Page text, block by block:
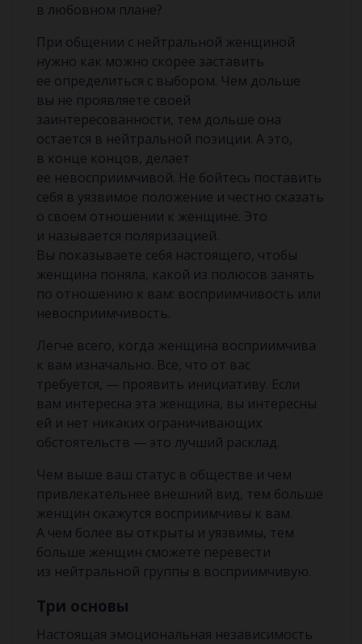
в любовном плане?
При общении с нейтральной женщиной
нужно как можно скорее заставить
ее определиться с выбором. Чем дольше
вы не проявляете своей
заинтересованности, тем дольше она
остается в нейтральной позиции. А это,
в конце концов, делает
ее невосприимчивой. Не бойтесь поставить
себя в уязвимое положение и честно сказать
о своем отношении к женщине. Это
и называется поляризацией.
Вы показываете себя настоящего, чтобы
женщина поняла, какой из полюсов занять
по отношению к вам: восприимчивость или
невосприимчивость.
Легче всего, когда женщина восприимчива
к вам изначально. Все, что от вас
требуется, — проявить инициативу. Если
вам интересна эта женщина, вы интересны
ей и нет никаких ограничивающих
обстоятельств — это лучший расклад.
Чем выше ваш статус в обществе и чем
привлекательнее внешний вид, тем больше
женщин окажутся восприимчивы к вам.
А чем более вы открыты и уязвимы, тем
больше женщин сможете перевести
из нейтральной группы в восприимчивую.
Три основы
Настоящая эмоциональная независимость